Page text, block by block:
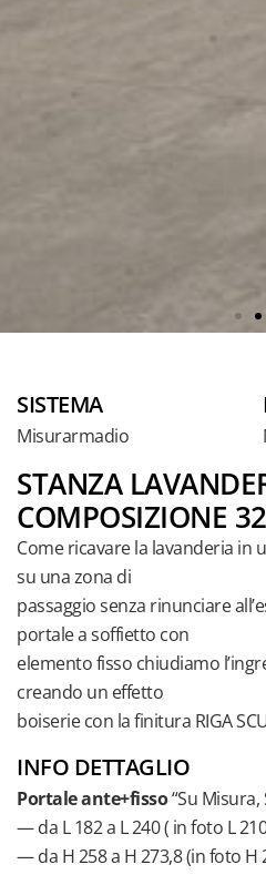
SISTEMA
Misurarmadio
STANZA
COMPOSIZIONE
Come ricavare la lavanderia in
su una zona di
passaggio senza rinunciare
portale a soffietto con
elemento fisso chiudiamo
creando un effetto
boiserie con la finitura RIGA
INFO DETTAGLIO
Portale ante+fisso“Su Misura,
— da L 182 a L 240 ( in foto L
— da H 258 a H 273,8 (in foto H